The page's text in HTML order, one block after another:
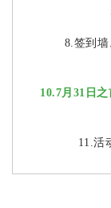
8.签到墙
10.7月31日
11.活